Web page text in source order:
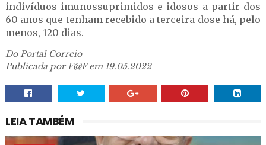
indivíduos imunossuprimidos e idosos a partir dos
60 anos que tenham recebido a terceira dose há, pelo
menos, 120 dias.
Do Portal Correio
Publicada por F@F em 19.05.2022
LEIA TAMBÉM